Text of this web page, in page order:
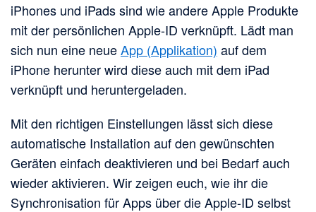
iPhones und iPads sind wie andere Apple Produkte
mit der persönlichen Apple-ID verknüpft. Lädt man
sich nun eine neueApp (Applikation) auf dem
iPhone herunter wird diese auch mit dem iPad
verknüpft und heruntergeladen.
Mit den richtigen Einstellungen lässt sich diese
automatische Installation auf den gewünschten
Geräten einfach deaktivieren und bei Bedarf auch
wieder aktivieren. Wir zeigen euch, wie ihr die
Synchronisation für Apps über die Apple-ID selbst